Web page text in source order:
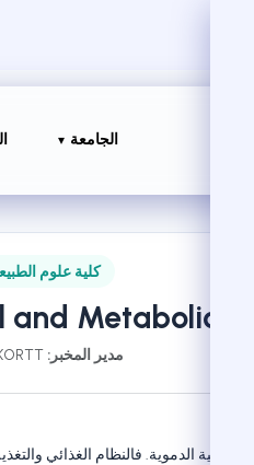
الجامعة
كلية علوم
Metabolic
مدير المخبر:
الدموية. فالنظام الغذائي